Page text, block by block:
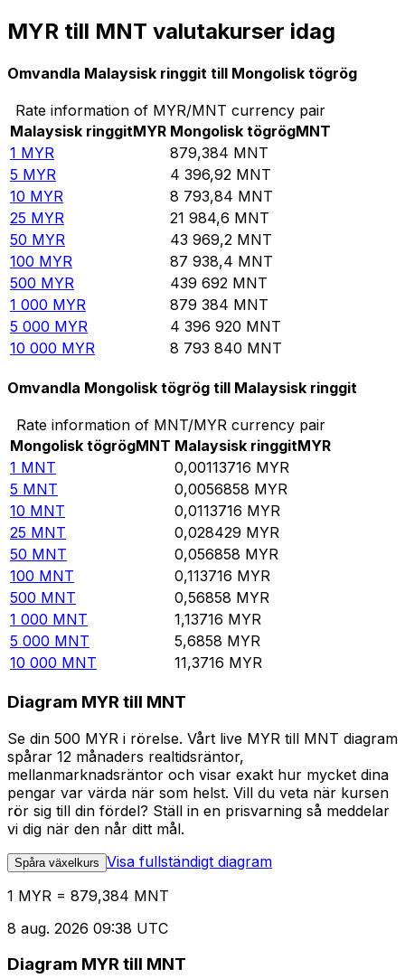
MYR till MNT valutakurser idag
Omvandla Malaysisk ringgit till Mongolisk tögrög
Rate information of MYR/MNT currency pair
Malaysisk ringgitMYR Mongolisk tögrögMNT
1 MYR 879,384 MNT
5 MYR 4 396,92 MNT
10 MYR 8 793,84 MNT
25 MYR 21 984,6 MNT
50 MYR 43 969,2 MNT
100 MYR 87 938,4 MNT
500 MYR 439 692 MNT
1 000 MYR 879 384 MNT
5 000 MYR 4 396 920 MNT
10 000 MYR 8 793 840 MNT
Omvandla Mongolisk tögrög till Malaysisk ringgit
Rate information of MNT/MYR currency pair
Mongolisk tögrögMNT Malaysisk ringgitMYR
1 MNT 0,00113716 MYR
5 MNT 0,0056858 MYR
10 MNT 0,0113716 MYR
25 MNT 0,028429 MYR
50 MNT 0,056858 MYR
100 MNT 0,113716 MYR
500 MNT 0,56858 MYR
1 000 MNT 1,13716 MYR
5 000 MNT 5,6858 MYR
10 000 MNT 11,3716 MYR
Diagram MYR till MNT
Se din 500 MYR i rörelse. Vårt live MYR till MNT diagram
spårar 12 månaders realtidsräntor,
mellanmarknadsräntor och visar exakt hur mycket dina
pengar var värda när som helst. Vill du veta när kursen
rör sig till din fördel? Ställ in en prisvarning så meddelar
vi dig när den når ditt mål.
Spåra växelkurs Visa fullständigt diagram
1 MYR = 879,384 MNT
8 aug. 2026 09:38 UTC
Diagram MYR till MNT